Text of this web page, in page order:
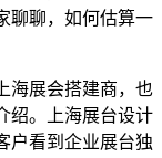
聊聊，如何估算一
海展会搭建商，也
绍。上海展台设计
户看到企业展台独